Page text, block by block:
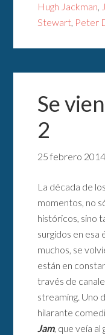
Hugh Jackman,
Stewart, Peter
Se
2
25 febrero 2014
La década de
momentos, no
históricos, sino
surgidos en esa
muchos, se
están en
través de
streaming. Uno
hilarante
Jam, que veía al